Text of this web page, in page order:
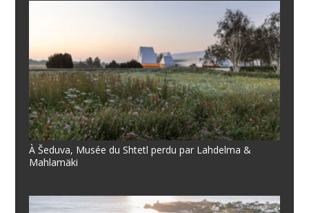
À Šeduva, Musée du Shtetl perdu par Lahdelma &
Mahlamäki